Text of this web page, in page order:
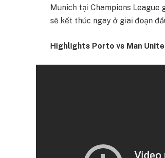
Munich tại Champions
sẽ kết thúc ngay ở giai đoạn
Highlights Porto vs Man